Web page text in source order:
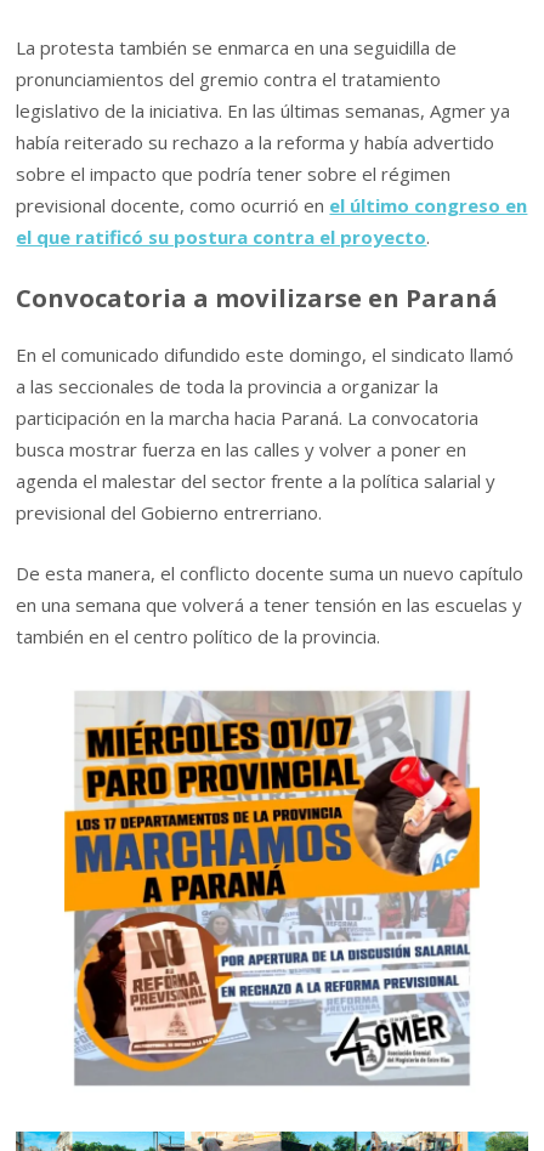
La protesta también se enmarca en una seguidilla de
pronunciamientos del gremio contra el tratamiento
legislativo de la iniciativa. En las últimas semanas, Agmer ya
había reiterado su rechazo a la reforma y había advertido
sobre el impacto que podría tener sobre el régimen
previsional docente, como ocurrió en el último congreso en
el que ratificó su postura contra el proyecto.
Convocatoria a movilizarse en Paraná
En el comunicado difundido este domingo, el sindicato llamó
a las seccionales de toda la provincia a organizar la
participación en la marcha hacia Paraná. La convocatoria
busca mostrar fuerza en las calles y volver a poner en
agenda el malestar del sector frente a la política salarial y
previsional del Gobierno entrerriano.
De esta manera, el conflicto docente suma un nuevo capítulo
en una semana que volverá a tener tensión en las escuelas y
también en el centro político de la provincia.